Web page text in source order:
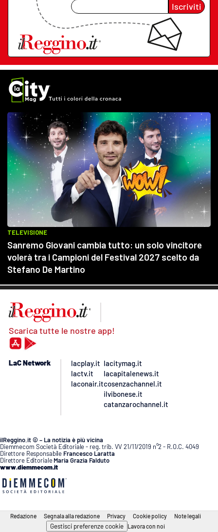
Iscriviti
Scarica tutte le nostre app!
LaC Network
lacplay.it
lactv.it
laconair.it
lacitymag.it
lacapitalenews.it
cosenzachannel.it
ilvibonese.it
catanzarochannel.it
ilReggino.it © – La notizia è più vicina
Diemmecom Società Editoriale - reg. trib. VV 21/11/2019 n°2 - R.O.C. 4049
Direttore Responsabile Francesco Laratta
Direttore Editoriale Maria Grazia Falduto
www.diemmecom.it
Redazione Segnala alla redazione Privacy Cookie policy Note legali
Gestisci preferenze cookie Lavora con noi